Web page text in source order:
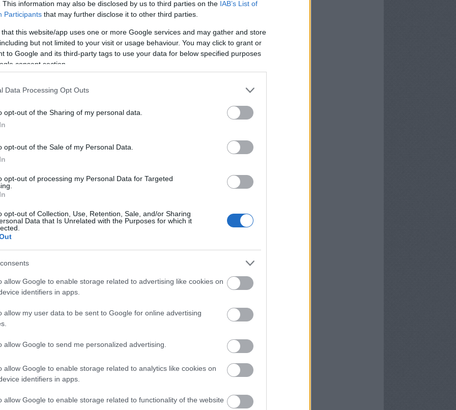
This information may also be disclosed by us to third parties on the IAB’s List of
Participants that may further disclose it to other third parties.
that this website/app uses one or more Google services and may gather and store
but not limited to your visit or usage behaviour. You may click to grant or
to Google and its third-party tags to use your data for below specified purposes
consent section.
Data Processing Opt Outs
opt-out of the Sharing of my personal data.
opt-out of the Sale of my Personal Data.
opt-out of processing my Personal Data for Targeted
opt-out of Collection, Use, Retention, Sale, and/or Sharing
Data that Is Unrelated with the Purposes for which it
allow Google to enable storage related to advertising like cookies on
identifiers in apps.
allow my user data to be sent to Google for online advertising
allow Google to send me personalized advertising.
allow Google to enable storage related to analytics like cookies on
identifiers in apps.
allow Google to enable storage related to functionality of the website
igazi döntéseket néhány belső ember hozza zárt
ugyancsak feltétlen hűséget fogadtak, és a
onnan érkező utasításokat.
van az autokratikus rendszerekkel
ellentmondást nem tűrő vezetés hatékony,
nélkül hamar végrehajtásra kerülnek.
eredményessége csak részben múlik az
kezdeményezőkészség, a kritikus gondolkodás, az
újító ötletek bevezetése legalább ennyire fontos
a hatékony, gyors végrehajtást és az újító,
és cselekvőkészségre
áll, hanem pont, hogy következik
nélküli végrehajtásra épülő rendszerek hosszú
terén teljesítenek alul, de a végrehajtás
szenved.
veszélyt, ami ennek a fideszes hatalmi
a városra és a társadalom egészére